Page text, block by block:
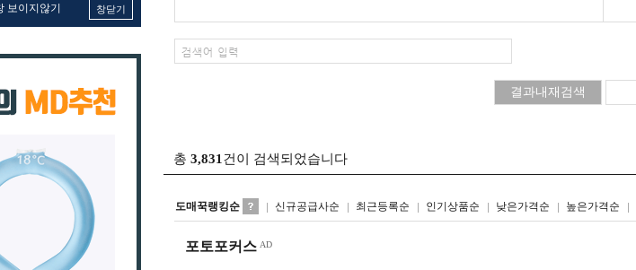
보이지않기 창닫기
총 3,831 건이 검색되었습니다
도매꾹랭킹순 신규공급사순 최근등록순 인기상품순 낮은가격순 높은가격순
리스트형갤러리형
포토포커스